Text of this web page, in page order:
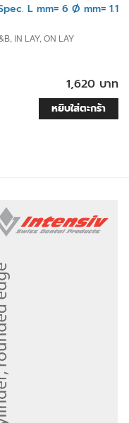
L mm= 6 Ø mm= 1.1
IN LAY, ON LAY
1,620 บาท
หยิบใส่ตะกร้า